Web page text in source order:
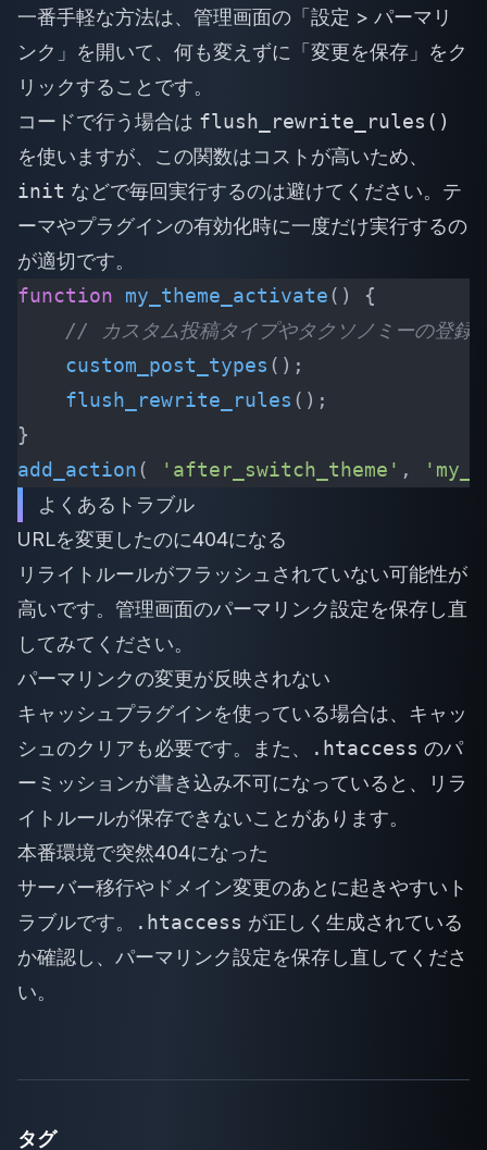
一番手軽な方法は、管理画面の「設定 > パーマリ
ンク」を開いて、何も変えずに「変更を保存」をク
リックすることです。
コードで行う場合は flush_rewrite_rules()
を使いますが、この関数はコストが高いため、
init などで毎回実行するのは避けてください。テ
ーマやプラグインの有効化時に一度だけ実行するの
が適切です。
function my_theme_activate() {
// カスタム投稿タイプやタクソノミーの登録
    custom_post_types
();
    flush_rewrite_rules
();
}
add_action( 'after_switch_theme' ,
よくあるトラブル
URLを変更したのに404になる
リライトルールがフラッシュされていない可能性が
高いです。管理画面のパーマリンク設定を保存し直
してみてください。
パーマリンクの変更が反映されない
キャッシュプラグインを使っている場合は、キャッ
シュのクリアも必要です。また、
.htaccess のパ
ーミッションが書き込み不可になっていると、リラ
イトルールが保存できないことがあります。
本番環境で突然404になった
サーバー移行やドメイン変更のあとに起きやすいト
ラブルです。
.htaccess が正しく生成されている
か確認し、パーマリンク設定を保存し直してくださ
い。
タグ